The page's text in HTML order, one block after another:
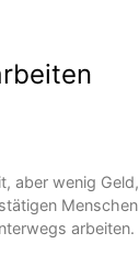
aber wenig Geld,
Menschen
arbeiten.